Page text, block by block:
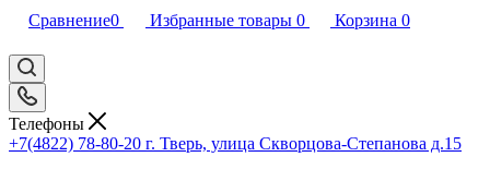
Сравнение0 Избранные товары 0 Корзина 0
Телефоны
+7(4822) 78-80-20 г. Тверь, улица Скворцова-Степанова д.15